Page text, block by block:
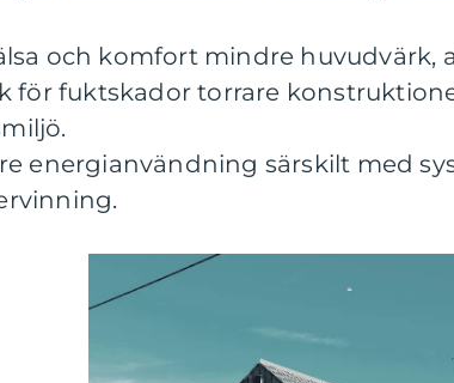
och komfort mindre huvudvärk,
för fuktskador torrare
energianvändning särskilt med